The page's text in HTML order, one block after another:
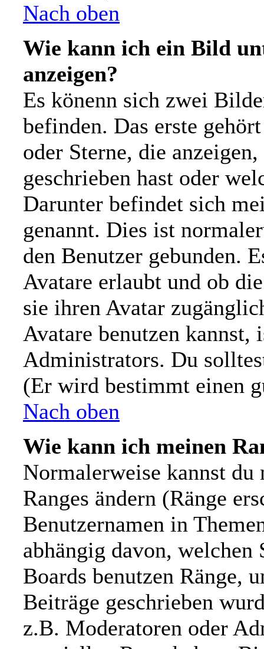
Nach oben
Wie kann ich ein Bild
anzeigen?
Es könenn sich zwei
befinden. Das erste
oder Sterne, die
geschrieben hast oder
Darunter befindet sich
genannt. Dies ist
den Benutzer gebunden.
Avatare erlaubt und ob
sie ihren Avatar
Avatare benutzen kannst,
Administrators. Du
(Er wird bestimmt einen
Nach oben
Wie kann ich meinen
Normalerweise kannst
Ranges ändern (Ränge
Benutzernamen in
abhängig davon,
Boards benutzen Ränge,
Beiträge geschrieben
z.B. Moderatoren oder